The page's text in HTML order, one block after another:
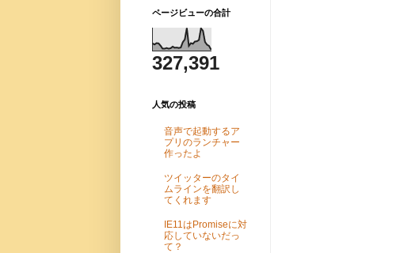
ページビューの合計
327,391
人気の投稿
音声で起動するア
プリのランチャー
作ったよ
ツイッターのタイ
ムラインを翻訳し
てくれます
IE11はPromiseに対
応していないだっ
て？